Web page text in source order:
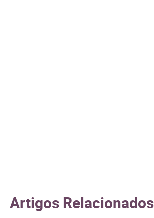
Artigos Relacionados